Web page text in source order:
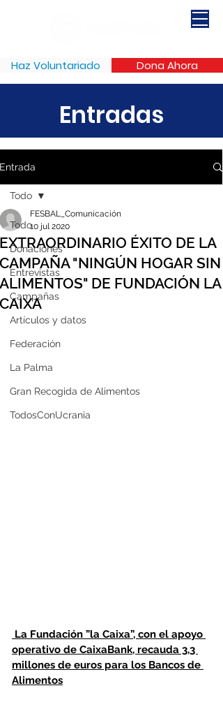
Haz Voluntariado Dona Ahora
Entradas
Entrada
Todo
Donaciones
Entrevistas
Campañas
Artículos y datos
Federación
La Palma
Gran Recogida de Alimentos
TodosConUcrania
Todo
EXTRAORDINARIO ÉXITO DE LA
CAMPAÑA "NINGÚN HOGAR SIN
ALIMENTOS" DE FUNDACIÓN LA
CAIXA
FESBAL_Comunicación
10 jul 2020
La Fundación ”la Caixa”, con el apoyo
operativo de CaixaBank, recauda 3,3
millones de euros para los Bancos de
Alimentos